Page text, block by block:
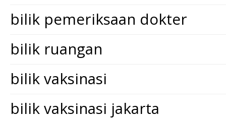
bilik pemeriksaan dokter
bilik ruangan
bilik vaksinasi
bilik vaksinasi jakarta